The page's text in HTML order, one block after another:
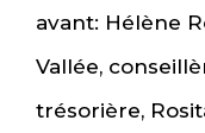
avant: Hélène
Vallée,
trésorière,